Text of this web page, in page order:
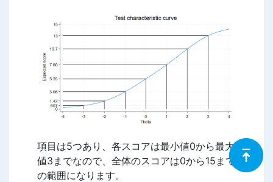
項目は5つあり、各スコアは最小値0から最大
値3までなので、全体のスコアは0から15まで
の範囲になります。